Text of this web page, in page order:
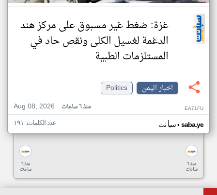
غزة: ضغط غير مسبوق على مركز هند
الدغمة لغسيل الكلى ونقص حاد في
المستلزمات الطبية
اخبار اليمن
Politics
Aug 08, 2026
منذ ٦ ساعات EA71FU
سبأ نت• saba.ye عدد الكلمات: ١٩١
منذ ٦
ساعات
منذ ٦
ساعات